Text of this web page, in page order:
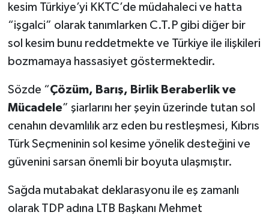
kesim Türkiye’yi KKTC’de müdahaleci ve hatta
“işgalci” olarak tanımlarken C.T.P gibi diğer bir
sol kesim bunu reddetmekte ve Türkiye ile ilişkileri
bozmamaya hassasiyet göstermektedir.
Sözde “Çözüm, Barış, Birlik Beraberlik ve
Mücadele” şiarlarını her şeyin üzerinde tutan sol
cenahın devamlılık arz eden bu restleşmesi, Kıbrıs
Türk Seçmeninin sol kesime yönelik desteğini ve
güvenini sarsan önemli bir boyuta ulaşmıştır.
Sağda mutabakat deklarasyonu ile eş zamanlı
olarak TDP adına LTB Başkanı Mehmet